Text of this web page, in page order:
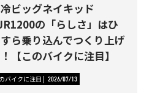
ビッグネイキッド
の「らしさ」はひ
ら乗り込んでつくり上げ
【このバイクに注目】
バイクに注目 2026/07/13